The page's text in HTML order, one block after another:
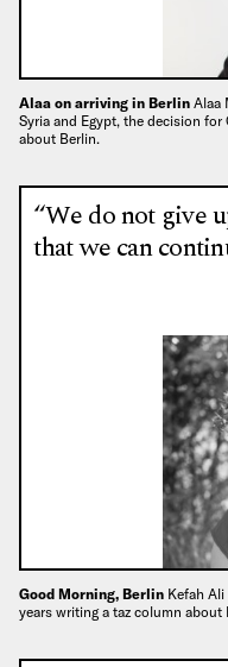
Alaa on arriving in Berlin Alaa
Syria and Egypt, the decision
about Berlin.
“We do not give
that we can
Good Morning, Berlin Kefah
years writing a taz column